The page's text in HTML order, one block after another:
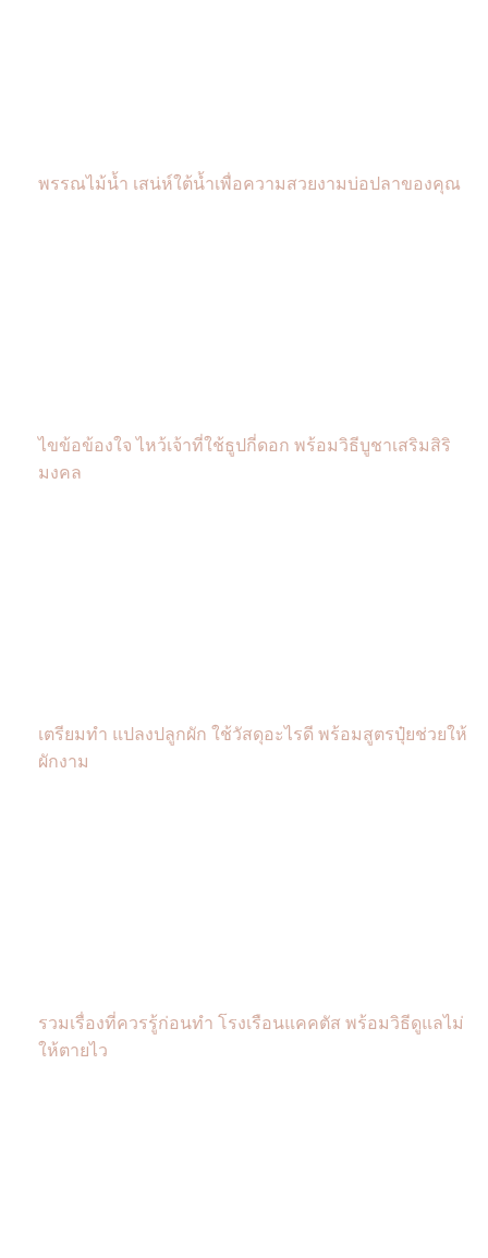
พรรณไม้น้ำ เสน่ห์ใต้น้ำเพื่อความสวยงามบ่อปลาของคุณ
ไขข้อข้องใจ ไหว้เจ้าที่ใช้ธูปกี่ดอก พร้อมวิธีบูชาเสริมสิริ
มงคล
เตรียมทำ แปลงปลูกผัก ใช้วัสดุอะไรดี พร้อมสูตรปุ๋ยช่วยให้
ผักงาม
รวมเรื่องที่ควรรู้ก่อนทำ โรงเรือนแคคตัส พร้อมวิธีดูแลไม่
ให้ตายไว